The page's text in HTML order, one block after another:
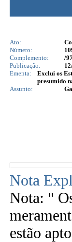
Ato:
Número:
Complemento:
/
Publicação:
Ementa:
Exclui os
presumido
Assunto:
Nota
Nota: "
estão